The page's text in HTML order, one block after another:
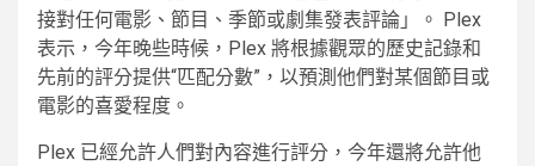
接對任何電影、節目、季節或劇集發表評論」。 Plex
表示，今年晚些時候，Plex 將根據觀眾的歷史記錄和
先前的評分提供“匹配分數”，以預測他們對某個節目或
電影的喜愛程度。
Plex 已經允許人們對內容進行評分，今年還將允許他